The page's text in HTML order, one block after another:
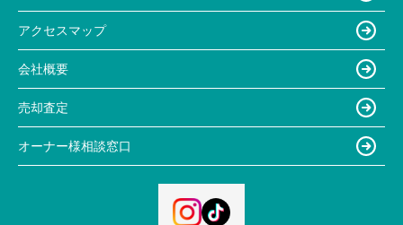
アクセスマップ
会社概要
売却査定
オーナー様相談窓口